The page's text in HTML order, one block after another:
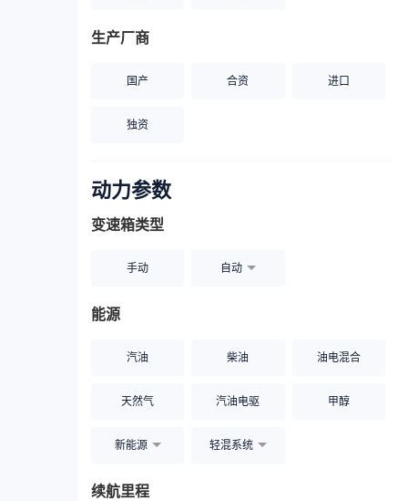
生产厂商
国产 合资 进口
独资
动力参数
变速箱类型
手动 自动
能源
汽油 柴油 油电混合
天然气 汽油电驱 甲醇
新能源 轻混系统
续航里程